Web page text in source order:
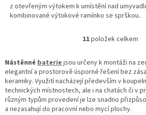
z otevřeným výtokem k umístění nad
kombinované výtokové ramínko se sprškou..
O
l
á
d
a
c
í
11položek celkem
Nástěnné bateriejsou určeny k montáži na
elegantní a prostorově úsporné řešení bez
keramiky. Využití nacházejí především v
technických místnostech, ale i na chatách či v
různým typům provedení je lze snadno
a nezasahují do pracovní nebo mycí plochy.